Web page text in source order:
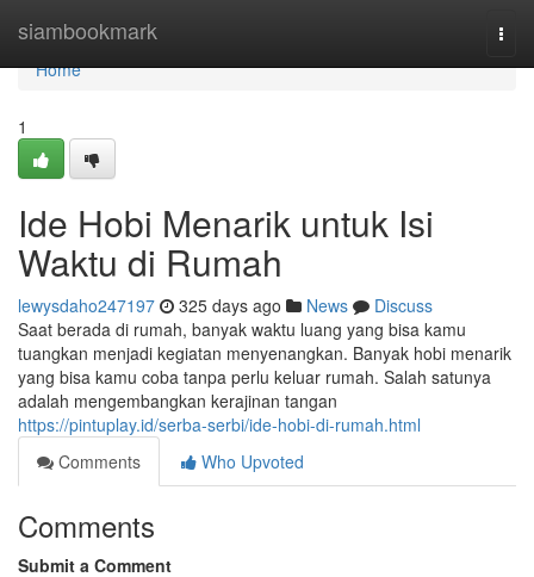
siambookmark
Home
Home
1
Ide Hobi Menarik untuk Isi
Waktu di Rumah
lewysdaho247197 325 days ago News
Discuss
Saat berada di rumah, banyak waktu luang yang bisa kamu
tuangkan menjadi kegiatan menyenangkan. Banyak hobi menarik
yang bisa kamu coba tanpa perlu keluar rumah. Salah satunya
adalah mengembangkan kerajinan tangan
https://pintuplay.id/serba-serbi/ide-hobi-di-rumah.html
Comments
Who Upvoted
Comments
Submit a Comment